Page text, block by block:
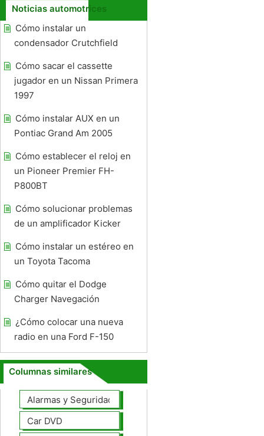
Noticias automotrices
Cómo instalar un
condensador Crutchfield
Cómo sacar el cassette
jugador en un Nissan Primera
1997
Cómo instalar AUX en un
Pontiac Grand Am 2005
Cómo establecer el reloj en
un Pioneer Premier FH-
P800BT
Cómo solucionar problemas
de un amplificador Kicker
Cómo instalar un estéreo en
un Toyota Tacoma
Cómo quitar el Dodge
Charger Navegación
¿Cómo colocar una nueva
radio en una Ford F-150
Columnas similares
Alarmas y Seguridad
Car DVD